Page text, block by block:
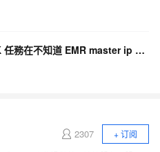
阿里云E-MapReduce在 SPARK 任務在不知道 EMR master ip addres
2307
+ 订阅